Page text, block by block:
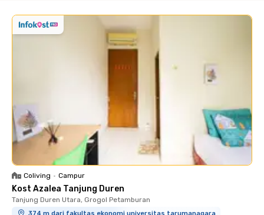
Coliving • Campur
Kost Azalea Tanjung Duren
Tanjung Duren Utara, Grogol Petamburan
374 m dari fakultas ekonomi universitas tarumanagara